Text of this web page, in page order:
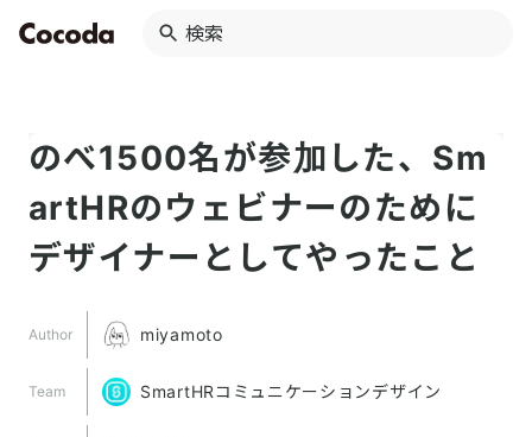
のべ1500名が参加した、Sm
artHRのウェビナーのために
デザイナーとしてやったこと
Author miyamoto
Team SmartHRコミュニケーションデザイン